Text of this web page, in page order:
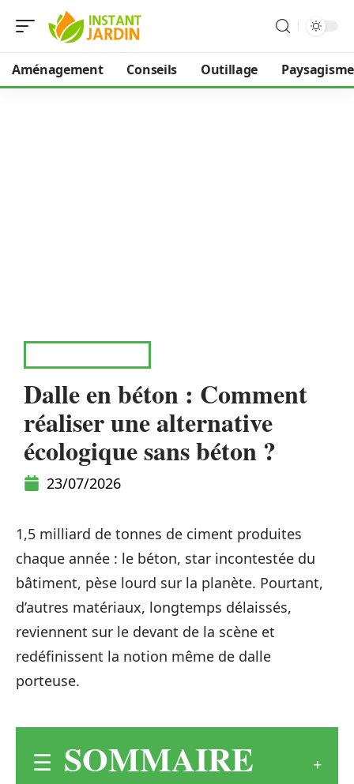
Aménagement Conseils Outillage Paysagisme
Dalle en béton : Comment
réaliser une alternative
écologique sans béton ?
23/07/2026
1,5 milliard de tonnes de ciment produites
chaque année : le béton, star incontestée du
bâtiment, pèse lourd sur la planète. Pourtant,
d’autres matériaux, longtemps délaissés,
reviennent sur le devant de la scène et
redéfinissent la notion même de dalle
porteuse.
SOMMAIRE